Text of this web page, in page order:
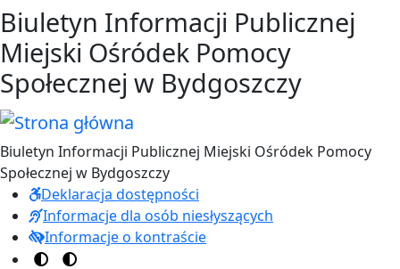
Przejdź do treści
Przejdź do menu
Biuletyn Informacji Publicznej
Miejski Ośródek Pomocy
Społecznej w Bydgoszczy
Biuletyn Informacji Publicznej Miejski Ośródek Pomocy
Społecznej w Bydgoszczy
Deklaracja dostępności
Informacje dla osób niesłyszących
Informacje o kontraście